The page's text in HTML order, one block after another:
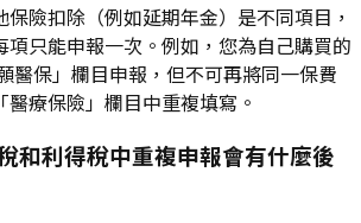
險扣除（例如延期年金）是不同項目，
項只能申報一次。例如，您為自己購買的
醫保」欄目申報，但不可再將同一保費
療保險」欄目中重複填寫。
和利得稅中重複申報會有什麼後